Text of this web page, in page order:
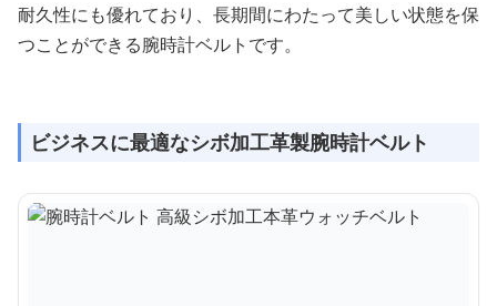
耐久性にも優れており、長期間にわたって美しい状態を保
つことができる腕時計ベルトです。
ビジネスに最適なシボ加工革製腕時計ベルト